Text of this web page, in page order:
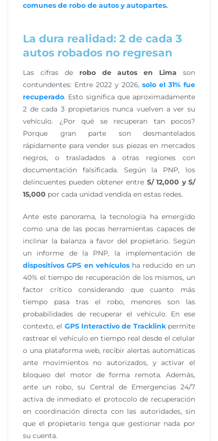
comunes de robo de autos y autopartes.
La dura realidad: 2 de cada 3
autos robados no regresan
Las cifras de robo de autos en Lima son
contundentes: Entre 2022 y 2026,solo el 31% fue
recuperado. Esto significa que aproximadamente
2 de cada 3 propietarios nunca vuelven a ver su
vehículo. ¿Por qué se recuperan tan pocos?
Porque gran parte son desmantelados
rápidamente para vender sus piezas en mercados
negros, o trasladados a otras regiones con
documentación falsificada. Según la PNP, los
delincuentes pueden obtener entre S/ 12,000 y S/
15,000 por cada unidad vendida en estas redes.
Ante este panorama, la tecnología ha emergido
como una de las pocas herramientas capaces de
inclinar la balanza a favor del propietario. Según
un informe de la PNP, la implementación de
dispositivos GPS en vehículosha reducido en un
40% el tiempo de recuperación de los mismos, un
factor crítico considerando que cuanto más
tiempo pasa tras el robo, menores son las
probabilidades de recuperar el vehículo. En ese
contexto, el GPS Interactivo de Tracklinkpermite
rastrear el vehículo en tiempo real desde el celular
o una plataforma web, recibir alertas automáticas
ante movimientos no autorizados, y activar el
bloqueo del motor de forma remota. Además,
ante un robo, su Central de Emergencias 24/7
activa de inmediato el protocolo de recuperación
en coordinación directa con las autoridades, sin
que el propietario tenga que gestionar nada por
su cuenta.